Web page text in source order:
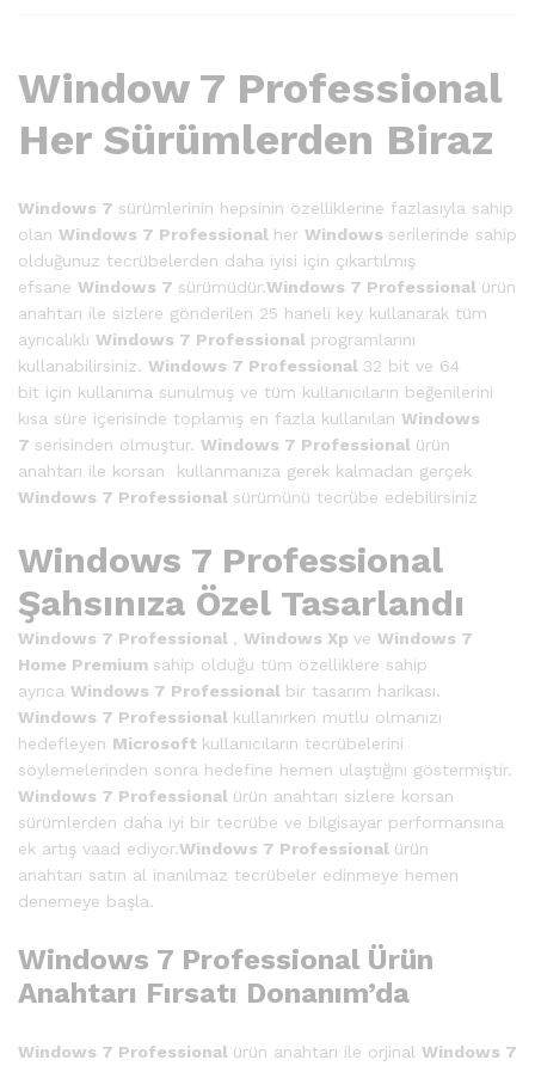
Window 7 Professional
Her Sürümlerden Biraz
Windows 7 sürümlerinin hepsinin özelliklerine fazlasıyla sahip
olan Windows 7 Professional her Windows serilerinde sahip
olduğunuz tecrübelerden daha iyisi için çıkartılmış
efsane Windows 7 sürümüdür.Windows 7 Professional ürün
anahtarı ile sizlere gönderilen 25 haneli key kullanarak tüm
ayrıcalıklı Windows 7 Professional programlarını
kullanabilirsiniz. Windows 7 Professional 32 bit ve 64
bit için kullanıma sunulmuş ve tüm kullanıcıların beğenilerini
kısa süre içerisinde toplamış en fazla kullanılan Windows
7 serisinden olmuştur. Windows 7 Professional ürün
anahtarı ile korsan kullanmanıza gerek kalmadan gerçek
Windows 7 Professional sürümünü tecrübe edebilirsiniz
Windows 7 Professional
Şahsınıza Özel Tasarlandı
Windows 7 Professional , Windows Xp ve Windows 7
Home Premium sahip olduğu tüm özelliklere sahip
ayrıca Windows 7 Professional bir tasarım harikası.
Windows 7 Professional kullanırken mutlu olmanızı
hedefleyen Microsoft kullanıcıların tecrübelerini
söylemelerinden sonra hedefine hemen ulaştığını göstermiştir.
Windows 7 Professional ürün anahtarı sizlere korsan
sürümlerden daha iyi bir tecrübe ve bilgisayar performansına
ek artış vaad ediyor.Windows 7 Professional ürün
anahtarı satın al inanılmaz tecrübeler edinmeye hemen
denemeye başla.
Windows 7 Professional Ürün
Anahtarı Fırsatı Donanım’da
Windows 7 Professional ürün anahtarı ile orjinal Windows 7